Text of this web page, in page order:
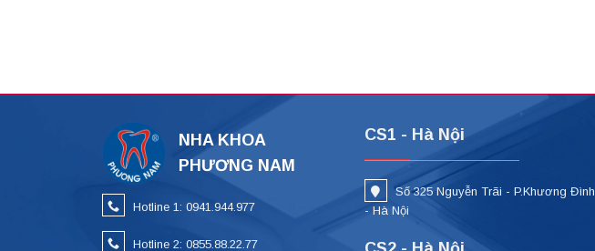
NHA KHOA
PHƯƠNG NAM
Hotline 1: 0941.944.977
Hotline 2: 0855.88.22.77
CS1 - Hà Nội
Số 325 Nguyễn Trãi - P.Khương Đình
- Hà Nội